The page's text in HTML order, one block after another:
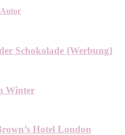
Schokolade {Werbung}
Winter
Hotel London